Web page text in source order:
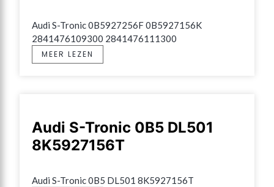
Audi S-Tronic 0B5927256F 0B5927156K
2841476109300 2841476111300
MEER LEZEN
Audi S-Tronic 0B5 DL501
8K5927156T
Audi S-Tronic 0B5 DL501 8K5927156T